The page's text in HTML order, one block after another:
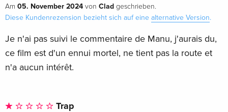
Am 05. November 2024 von Clad geschrieben.
Diese Kundenrezension bezieht sich auf eine alternative Version.
Je n'ai pas suivi le commentaire de Manu, j'aurais du,
ce film est d'un ennui mortel, ne tient pas la route et
n'a aucun intérêt.
Trap